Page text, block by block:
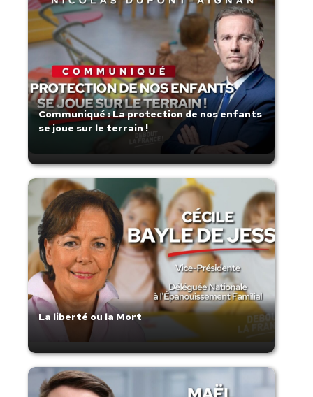
Communiqué : La protection de nos enfants
se joue sur le terrain !
La liberté ou la Mort